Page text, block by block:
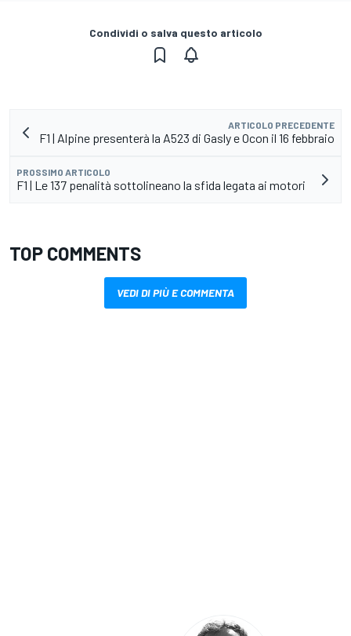
Condividi o salva questo articolo
ARTICOLO PRECEDENTE
F1 | Alpine presenterà la A523 di Gasly e Ocon il 16 febbraio
PROSSIMO ARTICOLO
F1 | Le 137 penalità sottolineano la sfida legata ai motori
TOP COMMENTS
VEDI DI PIÙ E COMMENTA